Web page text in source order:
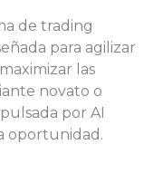
de trading
para agilizar
las
novato o
por AI
oportunidad.